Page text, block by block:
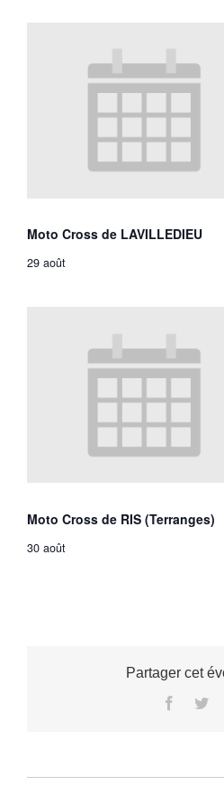
Moto Cross de LAVILLEDIEU
29 août
Moto Cross de RIS (Terranges)
30 août
Partager cet